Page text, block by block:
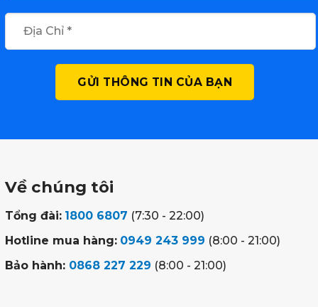
Về chúng tôi
Tổng đài: 1800 6807 (7:30 - 22:00)
Hotline mua hàng: 0949 243 999 (8:00 - 21:00)
Bảo hành: 0868 227 229 (8:00 - 21:00)